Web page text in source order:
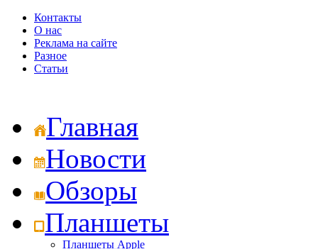
Контакты
О нас
Реклама на сайте
Разное
Статьи
Главная
Новости
Обзоры
Планшеты
Планшеты Apple